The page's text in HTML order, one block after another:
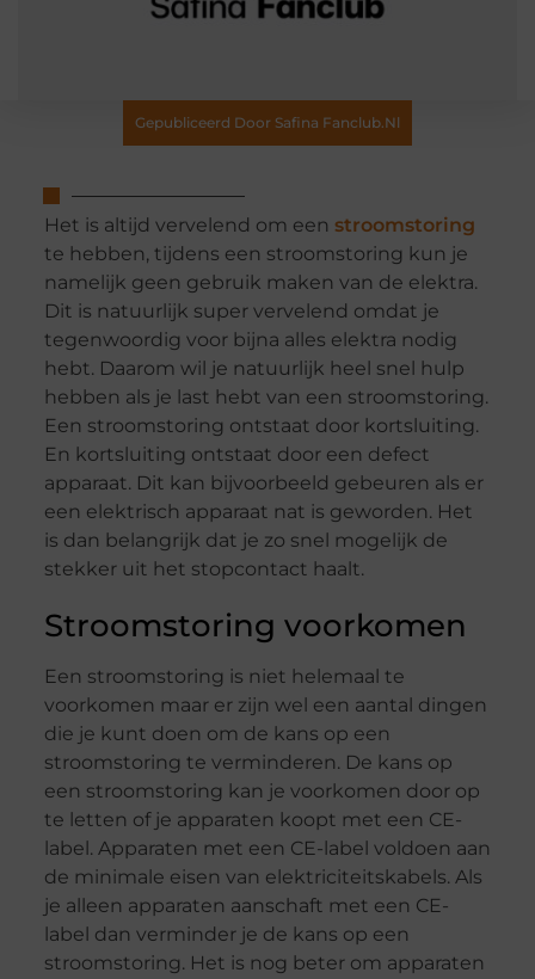
Gepubliceerd Door Safina Fanclub.nl
Het is altijd vervelend om een stroomstoring
te hebben, tijdens een stroomstoring kun je
namelijk geen gebruik maken van de elektra.
Dit is natuurlijk super vervelend omdat je
tegenwoordig voor bijna alles elektra nodig
hebt. Daarom wil je natuurlijk heel snel hulp
hebben als je last hebt van een stroomstoring.
Een stroomstoring ontstaat door kortsluiting.
En kortsluiting ontstaat door een defect
apparaat. Dit kan bijvoorbeeld gebeuren als er
een elektrisch apparaat nat is geworden. Het
is dan belangrijk dat je zo snel mogelijk de
stekker uit het stopcontact haalt.
Stroomstoring voorkomen
Een stroomstoring is niet helemaal te
voorkomen maar er zijn wel een aantal dingen
die je kunt doen om de kans op een
stroomstoring te verminderen. De kans op
een stroomstoring kan je voorkomen door op
te letten of je apparaten koopt met een CE-
label. Apparaten met een CE-label voldoen aan
de minimale eisen van elektriciteitskabels. Als
je alleen apparaten aanschaft met een CE-
label dan verminder je de kans op een
stroomstoring. Het is nog beter om apparaten